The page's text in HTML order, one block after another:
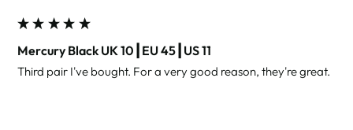
Mercury Black UK 10┃EU 45┃US 11
Third pair I've bought. For a very good reason, they're great.